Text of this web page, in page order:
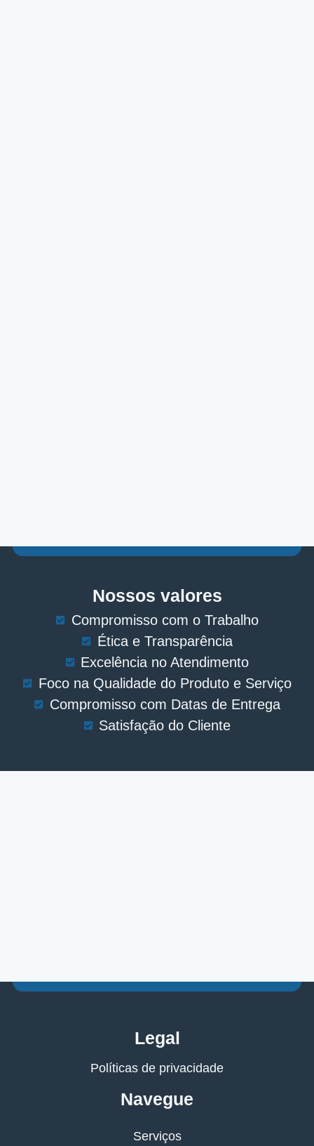
Nossos valores
Compromisso com o Trabalho
Ética e Transparência
Excelência no Atendimento
Foco na Qualidade do Produto e Serviço
Compromisso com Datas de Entrega
Satisfação do Cliente
Legal
Políticas de privacidade
Navegue
Serviços